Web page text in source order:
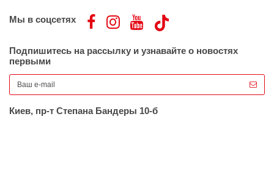
Мы в соцсетях
Подпишитесь на рассылку и узнавайте о новостях
первыми
Киев, пр-т Степана Бандеры 10-б